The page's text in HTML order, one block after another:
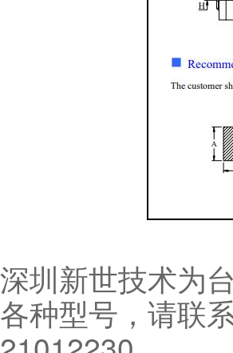
深圳新世技术为
各种型号，请联